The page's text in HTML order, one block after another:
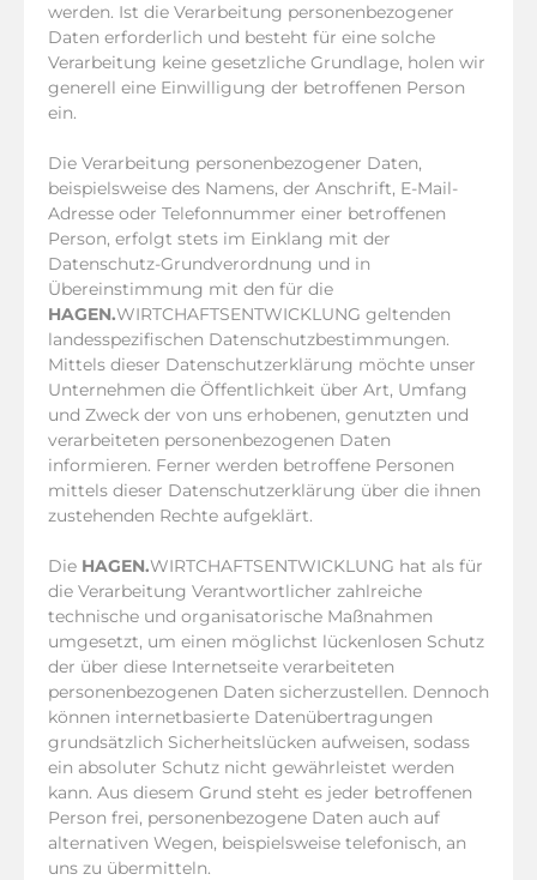
werden. Ist die Verarbeitung personenbezogener
Daten erforderlich und besteht für eine solche
Verarbeitung keine gesetzliche Grundlage, holen wir
generell eine Einwilligung der betroffenen Person
ein.
Die Verarbeitung personenbezogener Daten,
beispielsweise des Namens, der Anschrift, E-Mail-
Adresse oder Telefonnummer einer betroffenen
Person, erfolgt stets im Einklang mit der
Datenschutz-Grundverordnung und in
Übereinstimmung mit den für die
HAGEN.WIRTCHAFTSENTWICKLUNG geltenden
landesspezifischen Datenschutzbestimmungen.
Mittels dieser Datenschutzerklärung möchte unser
Unternehmen die Öffentlichkeit über Art, Umfang
und Zweck der von uns erhobenen, genutzten und
verarbeiteten personenbezogenen Daten
informieren. Ferner werden betroffene Personen
mittels dieser Datenschutzerklärung über die ihnen
zustehenden Rechte aufgeklärt.
Die HAGEN.WIRTCHAFTSENTWICKLUNG hat als für
die Verarbeitung Verantwortlicher zahlreiche
technische und organisatorische Maßnahmen
umgesetzt, um einen möglichst lückenlosen Schutz
der über diese Internetseite verarbeiteten
personenbezogenen Daten sicherzustellen. Dennoch
können internetbasierte Datenübertragungen
grundsätzlich Sicherheitslücken aufweisen, sodass
ein absoluter Schutz nicht gewährleistet werden
kann. Aus diesem Grund steht es jeder betroffenen
Person frei, personenbezogene Daten auch auf
alternativen Wegen, beispielsweise telefonisch, an
uns zu übermitteln.